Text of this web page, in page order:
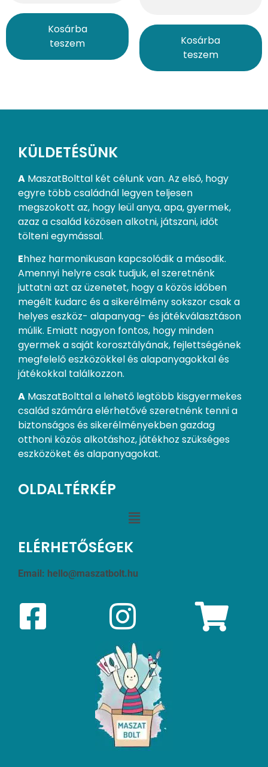
Kosárba
teszem
Kosárba
teszem
KÜLDETÉSÜNK
A MaszatBolttal két célunk van. Az első, hogy
egyre több családnál legyen teljesen
megszokott az, hogy leül anya, apa, gyermek,
azaz a család közösen alkotni, játszani, időt
tölteni egymással.
Ehhez harmonikusan kapcsolódik a második.
Amennyi helyre csak tudjuk, el szeretnénk
juttatni azt az üzenetet, hogy a közös időben
megélt kudarc és a sikerélmény sokszor csak a
helyes eszköz- alapanyag- és játékválasztáson
múlik. Emiatt nagyon fontos, hogy minden
gyermek a saját korosztályának, fejlettségének
megfelelő eszközökkel és alapanyagokkal és
játékokkal találkozzon.
A MaszatBolttal a lehető legtöbb kisgyermekes
család számára elérhetővé szeretnénk tenni a
biztonságos és sikerélményekben gazdag
otthoni közös alkotáshoz, játékhoz szükséges
eszközöket és alapanyagokat.
OLDALTÉRKÉP
ELÉRHETŐSÉGEK
Email: hello@maszatbolt.hu